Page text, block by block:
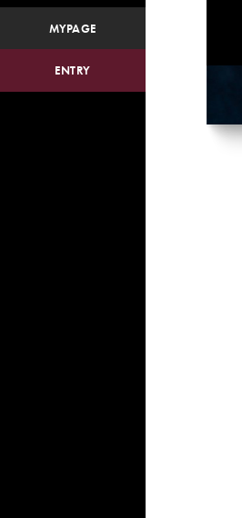
MYPAGE
ENTRY